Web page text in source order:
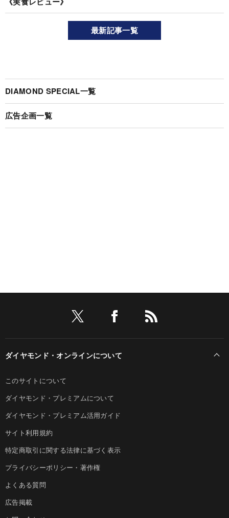
最新記事一覧
DIAMOND SPECIAL一覧
広告企画一覧
ダイヤモンド・オンラインについて
このサイトについて
ダイヤモンド・プレミアムについて
ダイヤモンド・プレミアム活用ガイド
サイト利用規約
特定商取引に関する法律に基づく表示
プライバシーポリシー・著作権
よくある質問
広告掲載